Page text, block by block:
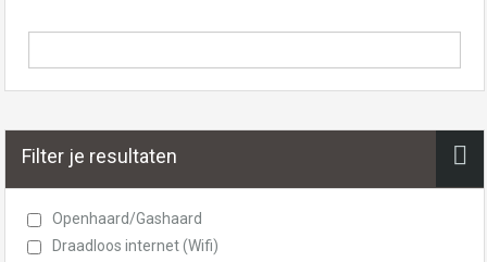
Filter je resultaten
Openhaard/Gashaard
Draadloos internet (Wifi)